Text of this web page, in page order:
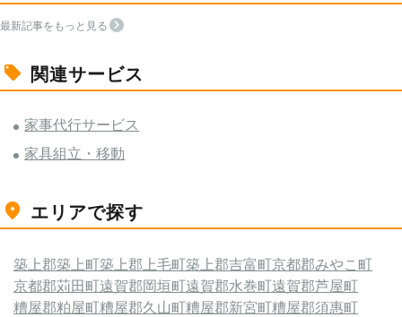
最新記事をもっと見る
関連サービス
家事代行サービス
家具組立・移動
エリアで探す
築上郡築上町築上郡上毛町築上郡吉富町京都郡みやこ町
京都郡苅田町遠賀郡岡垣町遠賀郡水巻町遠賀郡芦屋町
糟屋郡粕屋町糟屋郡久山町糟屋郡新宮町糟屋郡須惠町